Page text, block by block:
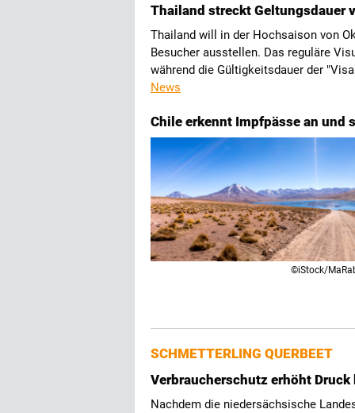
Thailand streckt Geltungsdauer
Thailand will in der Hochsaison von
Besucher ausstellen. Das reguläre
während die Gültigkeitsdauer der
News
Chile erkennt Impfpässe an
©iStock/
SCHMETTERLING QUERBEET
Verbraucherschutz erhöht
Nachdem die niedersächsische